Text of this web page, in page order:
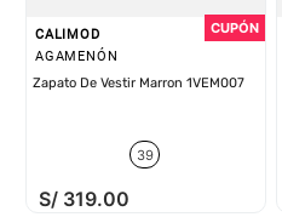
CALIMOD
AGAMENÓN
Zapato De Vestir Marron 1VEM007
39
S/ 319.00